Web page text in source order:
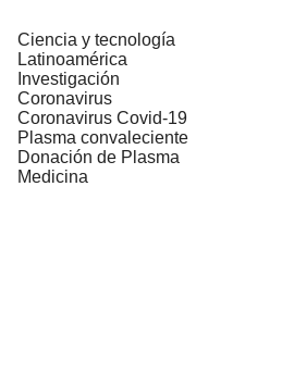
Ciencia y tecnología
Latinoamérica
Investigación
Coronavirus
Coronavirus Covid-19
Plasma convaleciente
Donación de Plasma
Medicina